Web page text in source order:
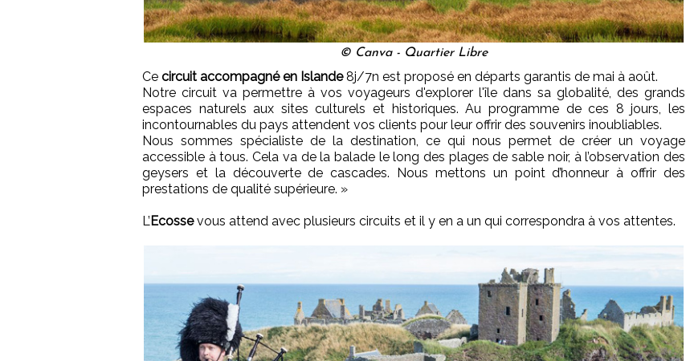
© Canva - Quartier Libre
Ce circuit accompagné en Islande8j/7n est proposé en départs garantis de mai à août.
Notre circuit va permettre à vos voyageurs d'explorer l'île dans sa globalité, des grands
espaces naturels aux sites culturels et historiques. Au programme de ces 8 jours, les
incontournables du pays attendent vos clients pour leur offrir des souvenirs inoubliables.
Nous sommes spécialiste de la destination, ce qui nous permet de créer un voyage
accessible à tous. Cela va de la balade le long des plages de sable noir, à l’observation des
geysers et la découverte de cascades. Nous mettons un point d’honneur à offrir des
prestations de qualité supérieure. »
L’Ecossevous attend avec plusieurs circuits et il y en a un qui correspondra à vos attentes.